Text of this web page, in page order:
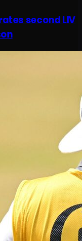
second LIV